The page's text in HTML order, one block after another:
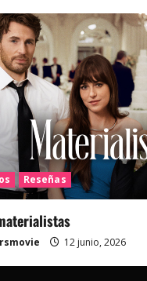
Reseñas
12 junio, 2026